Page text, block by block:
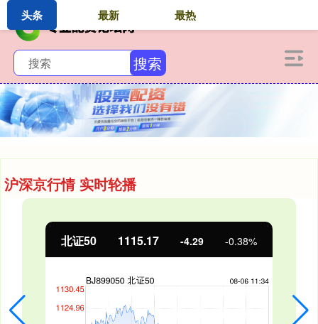
搜索
沪深京行情 实时轮播
北证50 1115.17 -4.29 -0.38%
头条 最新 最热